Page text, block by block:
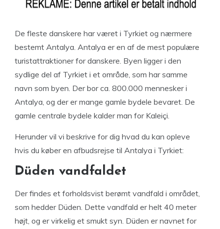
De fleste danskere har været i Tyrkiet og nærmere
bestemt Antalya. Antalya er en af de mest populære
turistattraktioner for danskere. Byen ligger i den
sydlige del af Tyrkiet i et område, som har samme
navn som byen. Der bor ca. 800.000 mennesker i
Antalya, og der er mange gamle bydele bevaret. De
gamle centrale bydele kalder man for Kaleiçi.
Herunder vil vi beskrive for dig hvad du kan opleve
hvis du køber en afbudsrejse til Antalya i Tyrkiet:
Düden vandfaldet
Der findes et forholdsvist berømt vandfald i området,
som hedder Düden. Dette vandfald er helt 40 meter
højt, og er virkelig et smukt syn. Düden er navnet for